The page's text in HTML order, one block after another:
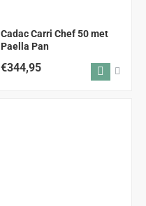
Cadac Carri Chef 50 met
Paella Pan
€344,95